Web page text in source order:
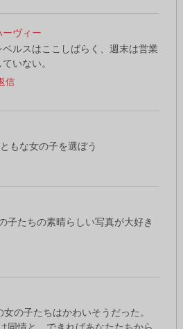
ーヴィー
ベルスはここしばらく、週末は営業
ていない。
信
もな女の子を選ぼう
子たちの素晴らしい写真が大好き
の子たちはかわいそうだった。
同情と、できればあなたたちから